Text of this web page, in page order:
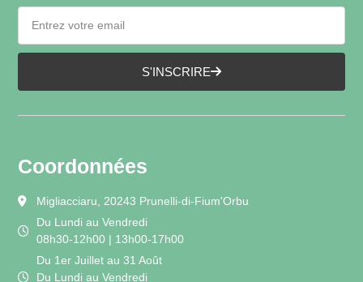
S'INSCRIRE
Coordonnées
Migliacciaru, 20243 Prunelli-di-Fium'Orbu
Du Lundi au Vendredi
08h30-12h00 | 13h00-17h00
Du 1er Juillet au 31 Août
Du Lundi au Vendredi